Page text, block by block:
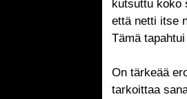
kutsuttu koko
että netti itse
Tämä
On tärkeää
tarkoittaa